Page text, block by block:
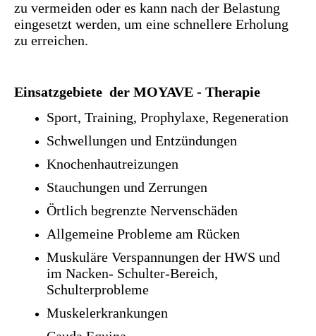
zu vermeiden oder es kann nach der Belastung
eingesetzt werden, um eine schnellere Erholung
zu erreichen.
Einsatzgebiete der MOYAVE - Therapie
Sport, Training, Prophylaxe, Regeneration
Schwellungen und Entzündungen
Knochenhautreizungen
Stauchungen und Zerrungen
Örtlich begrenzte Nervenschäden
Allgemeine Probleme am Rücken
Muskuläre Verspannungen der HWS und
im Nacken- Schulter-Bereich,
Schulterprobleme
Muskelerkrankungen